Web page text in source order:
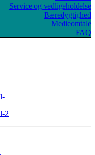
Service og vedligeholdelse
Bæredygtighed
Medieomtale
FAQ